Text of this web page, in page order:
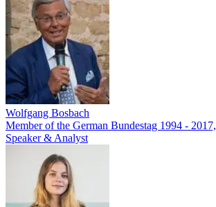
Wolfgang Bosbach
Member of the German Bundestag 1994 -
Speaker & Analyst